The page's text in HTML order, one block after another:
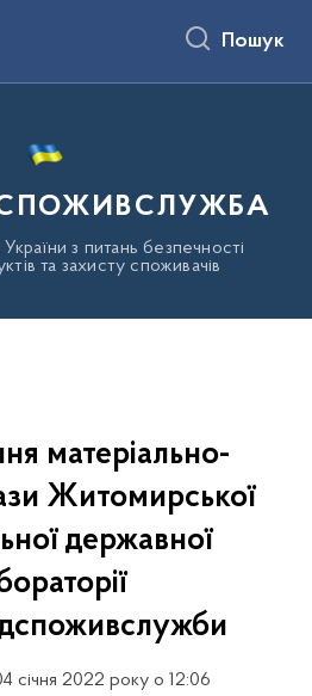
Пошук
з питань безпечності
та захисту споживачів
матеріально-
Житомирської
державної
січня 2022 року о 12:06